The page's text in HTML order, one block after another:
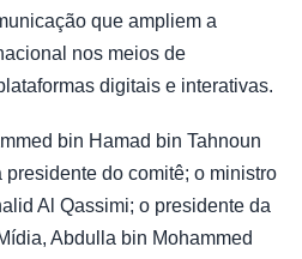
que ampliem a
nos meios de
digitais e interativas.
bin Hamad bin Tahnoun
do comitê; o ministro
Al Qassimi; o presidente da
Abdulla bin Mohammed